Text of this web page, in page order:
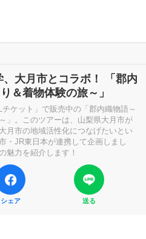
大月市とコラボ！ 「郡内
＆着物体験の旅～」
ケット」で販売中の「郡内織物語～
」。このツアーは、山梨県大月市が
月市の地域活性化につなげたいとい
・JR東日本が連携して企画しまし
魅力を紹介します！
シェア 送る